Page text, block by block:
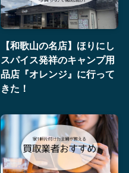
【和歌山の名店】ほりにし
スパイス発祥のキャンプ用
品店『オレンジ』に行って
きた！